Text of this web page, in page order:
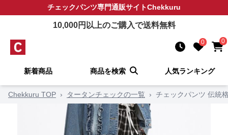
チェックパンツ専門通販サイトChekkuru
10,000円以上のご購入で送料無料
0 0
新着商品 商品を検索 人気ランキング
Chekkuru TOP › タータンチェックの一覧 › チェックパンツ 伝統